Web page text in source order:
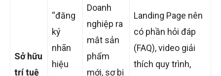
Sở hữu
trí tuệ
“đăng
ký
nhãn
hiệu
Doanh
nghiệp ra
mắt sản
phẩm
mới, sợ bị
Landing Page nên
có phần hỏi đáp
(FAQ), video giải
thích quy trình,